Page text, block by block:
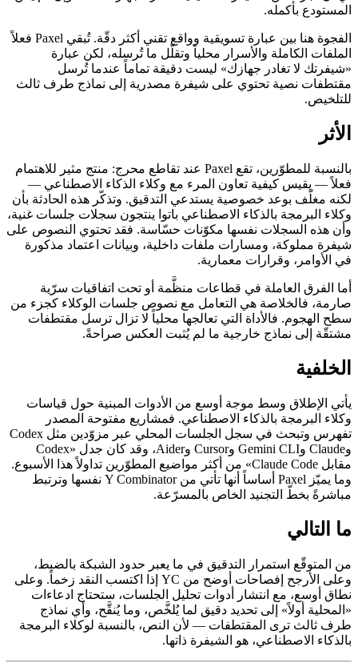
المستودع بأكمله.
الفجوة هنا بين عبارة تسويقية وواقع تقني أكثر دقّة. تُبقي Paxel فعلاً
الملفات الكاملة والأسرار محلياً وتقلّل ما تُرسله، لكن عبارة
«شيفرتك لا تغادر جهازك» ليست دقيقة تماماً عندما تُرسل
مقتطفات نصية تحتوي على شيفرة مصدرية إلى نماذج طرف ثالث
للتلخيص.
الأثر
بالنسبة للمطوّرين، تقع Paxel عند تقاطع محرج: منتج مثير للاهتمام
فعلاً — يقيس كيفية تعاون المرء مع وكلاء الذكاء الاصطناعي —
لكنه مغلّف بوعد خصوصية يستدعي التدقيق. وتذكّر هذه الحادثة بأن
وكلاء البرمجة بالذكاء الاصطناعي باتوا ينتجون سجلات جلسات غنية،
وأن هذه السجلات نفسها مكوّنات حسّاسة. فقد تحتوي النصوص على
شيفرة مملوكة، ومسارات ملفات داخلية، وبيانات اعتماد مذكورة
في الأوامر، وقرارات معمارية.
أما الفرق العاملة في قطاعات منظَّمة أو تحت اتفاقيات سرّية
صارمة، فالخلاصة هي التعامل مع نصوص جلسات الوكلاء كجزء من
سطح الهجوم. فالأداة التي تعالجها محلياً لا تزال ترسل مقتطفات
مشتقّة إلى نماذج خارجية ما لم يُثبت العكس صراحةً.
الخلفية
يأتي الإطلاق وسط موجة أوسع من الأدوات المبنية حول قياسات
وكلاء البرمجة بالذكاء الاصطناعي. فمشاريع مفتوحة المصدر
تفهرس وتبحث في سجل الجلسات المحلي عبر مزوّدين مثل Codex
وClaude وGemini CLI وCursor وAider، وقد كان جدل «Codex
مقابل Claude Code» من أكثر مواضيع المطوّرين تداولاً هذا الأسبوع.
وما يميّز Paxel أساساً أنها تأتي من Y Combinator نفسها وترتبط
مباشرةً بخطّ التجنيد الخاص بالمسرّعة.
ما التالي
من المتوقّع استمرار التدقيق في ما يعبر حدود الشبكة بالضبط،
وعلى الأرجح إفصاحات أوضح من YC إذا اكتسب النقد زخماً. وعلى
نطاق أوسع، مع انتشار أدوات تحليل الجلسات، ستحتاج ادعاءات
«المحلية أولاً» إلى تحديد دقيق لما يُلخَّص، وما يُنقَّح، وأي نماذج
طرف ثالث ترى المقتطفات — لأن النص، بالنسبة لوكلاء البرمجة
بالذكاء الاصطناعي، هو الشيفرة ذاتها.